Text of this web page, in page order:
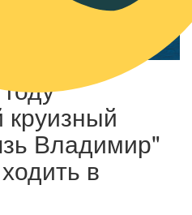
круизный
Владимир"
в